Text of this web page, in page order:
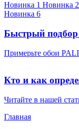
Новинка 1 Новинка 2
Новинка 6
Быстрый подбор
Примерьте обои
Кто и как
Читайте в нашей
Главная